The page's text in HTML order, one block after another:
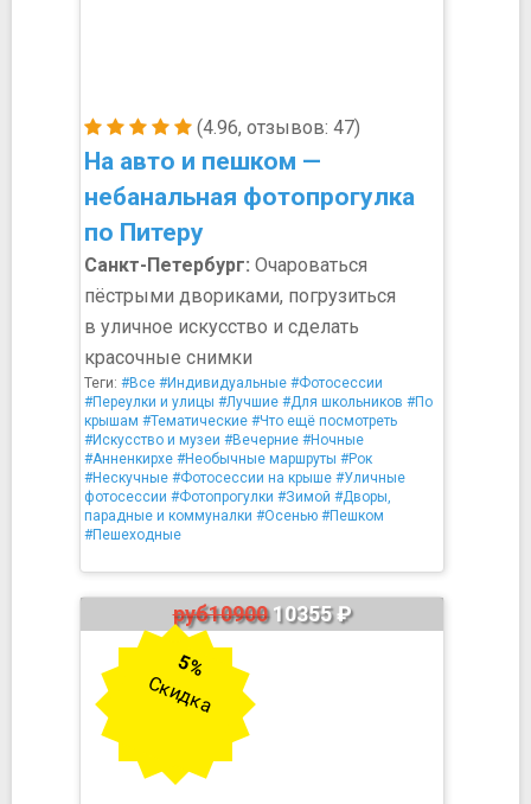
(4.96, отзывов: 47)
На авто и пешком —
небанальная фотопрогулка
по Питеру
Санкт-Петербург: Очароваться
пёстрыми двориками, погрузиться
в уличное искусство и сделать
красочные снимки
Теги: #Все #Индивидуальные #Фотосессии
#Переулки и улицы #Лучшие #Для школьников #По
крышам #Тематические #Что ещё посмотреть
#Искусство и музеи #Вечерние #Ночные
#Анненкирхе #Необычные маршруты #Рок
#Нескучные #Фотосессии на крыше #Уличные
фотосессии #Фотопрогулки #Зимой #Дворы,
парадные и коммуналки #Осенью #Пешком
#Пешеходные
руб1090010355 ₽
5%
Скидка